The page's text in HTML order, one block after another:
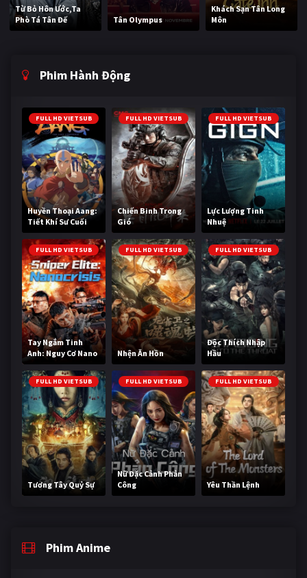
Từ Bỏ Hôn Ước,Ta
Phò Tá Tân Đế
Tân Olympus
Khách Sạn Tân Long
Môn
Phim Hành Động
FULL HD VIETSUB
Huyền Thoại Aang:
Tiết Khí Sư Cuối
Cùng
FULL HD VIETSUB
Chiến Binh Trong
Gió
FULL HD VIETSUB
Lực Lượng Tinh
Nhuệ
FULL HD VIETSUB
Tay Ngắm Tinh
Anh: Nguy Cơ Nano
FULL HD VIETSUB
Nhện Ăn Hồn
FULL HD VIETSUB
Độc Thích Nhập
Hầu
FULL HD VIETSUB
Tương Tây Quỷ Sự
FULL HD VIETSUB
Nữ Đặc Cảnh Phản
Công
FULL HD VIETSUB
Yêu Thần Lệnh
Phim Anime